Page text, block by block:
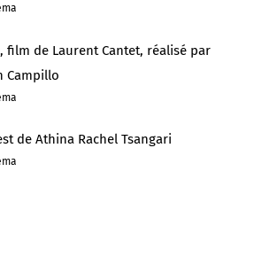
film de Laurent Cantet, réalisé par
Campillo
de Athina Rachel Tsangari